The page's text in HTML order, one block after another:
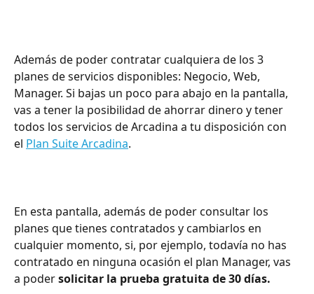
Además de poder contratar cualquiera de los 3
planes de servicios disponibles: Negocio, Web,
Manager. Si bajas un poco para abajo en la pantalla,
vas a tener la posibilidad de ahorrar dinero y tener
todos los servicios de Arcadina a tu disposición con
el Plan Suite Arcadina.
En esta pantalla, además de poder consultar los
planes que tienes contratados y cambiarlos en
cualquier momento, si, por ejemplo, todavía no has
contratado en ninguna ocasión el plan Manager, vas
a poder solicitar la prueba gratuita de 30 días.